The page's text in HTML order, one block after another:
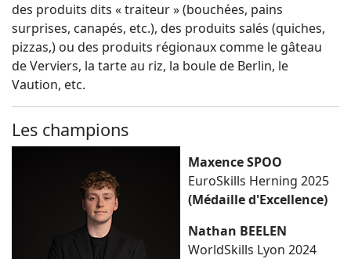
des produits dits « traiteur » (bouchées, pains
surprises, canapés, etc.), des produits salés (quiches,
pizzas,) ou des produits régionaux comme le gâteau
de Verviers, la tarte au riz, la boule de Berlin, le
Vaution, etc.
Les champions
Maxence SPOO
EuroSkills Herning 2025
(Médaille d'Excellence)
Nathan BEELEN
WorldSkills Lyon 2024